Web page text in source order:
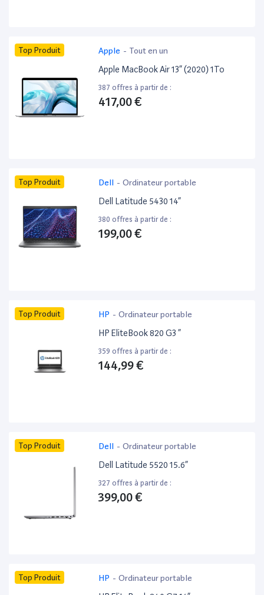
Top Produit Apple - Tout en un
Apple MacBook Air 13” (2020) 1To
387 offres à partir de :
417,00 €
Top Produit Dell - Ordinateur portable
Dell Latitude 5430 14”
380 offres à partir de :
199,00 €
Top Produit HP - Ordinateur portable
HP EliteBook 820 G3 ”
359 offres à partir de :
144,99 €
Top Produit Dell - Ordinateur portable
Dell Latitude 5520 15.6”
327 offres à partir de :
399,00 €
Top Produit HP - Ordinateur portable